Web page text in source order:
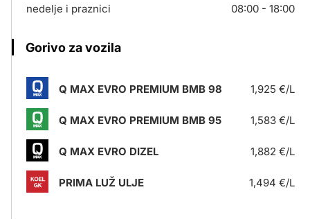
nedelje i praznici
08:00 - 18:00
Gorivo za vozila
Q MAX EVRO PREMIUM BMB 98 1,925 €/L
Q MAX EVRO PREMIUM BMB 95 1,583 €/L
Q MAX EVRO DIZEL 1,882 €/L
PRIMA LUŽ ULJE 1,494 €/L